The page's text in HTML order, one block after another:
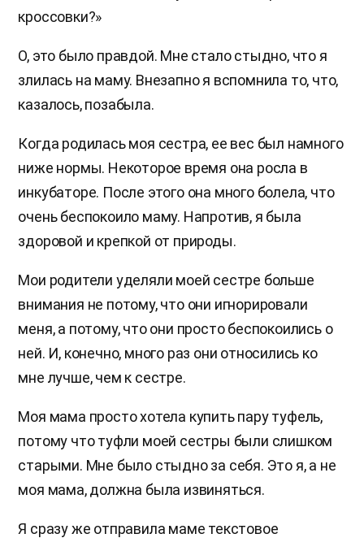
кроссовки?»
О, это было правдой. Мне стало стыдно, что я
злилась на маму. Внезапно я вспомнила то, что,
казалось, позабыла.
Когда родилась моя сестра, ее вес был намного
ниже нормы. Некоторое время она росла в
инкубаторе. После этого она много болела, что
очень беспокоило маму. Напротив, я была
здоровой и крепкой от природы.
Мои родители уделяли моей сестре больше
внимания не потому, что они игнорировали
меня, а потому, что они просто беспокоились о
ней. И, конечно, много раз они относились ко
мне лучше, чем к сестре.
Моя мама просто хотела купить пару туфель,
потому что туфли моей сестры были слишком
старыми. Мне было стыдно за себя. Это я, а не
моя мама, должна была извиняться.
Я сразу же отправила маме текстовое